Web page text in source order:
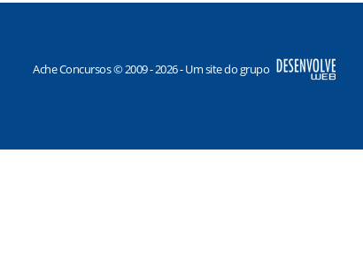
Ache Concursos © 2009 - 2026 - Um site do grupo